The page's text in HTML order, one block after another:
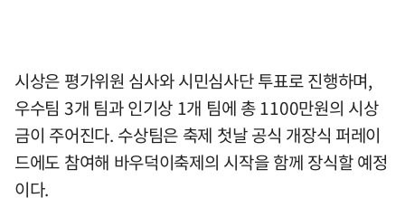
시상은 평가위원 심사와 시민심사단 투표로 진행하며,
우수팀 3개 팀과 인기상 1개 팀에 총 1100만원의 시상
금이 주어진다. 수상팀은 축제 첫날 공식 개장식 퍼레이
드에도 참여해 바우덕이축제의 시작을 함께 장식할 예정
이다.